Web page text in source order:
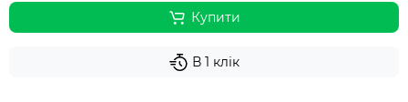
Купити
В 1 клік